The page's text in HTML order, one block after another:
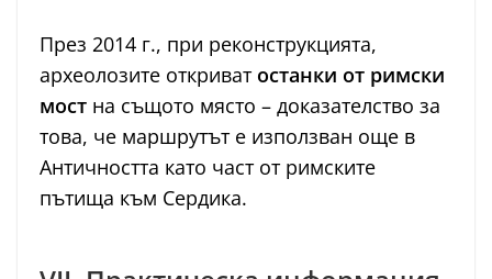
През 2014 г., при реконструкцията,
археолозите откриват останки от римски
мост на същото място – доказателство за
това, че маршрутът е използван още в
Античността като част от римските
пътища към Сердика.